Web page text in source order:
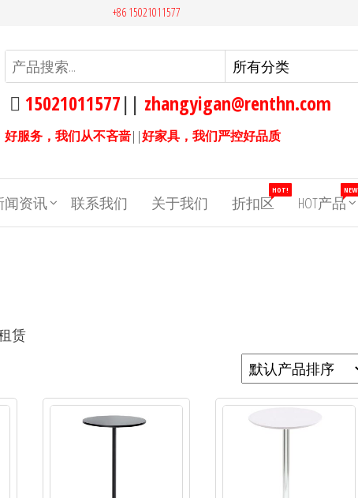
+86 15021011577
15021011577|| zhangyigan@renthn.com
好服务，我们从不吝啬||好家具，我们严控好品质
闻资讯 联系我们 关于我们 折扣区
HOT!
HOT产品
NEW
赁